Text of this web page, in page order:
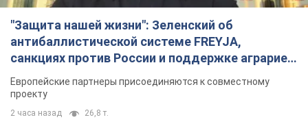
"Защита нашей жизни": Зеленский об
антибаллистической системе FREYJA,
санкциях против России и поддержке аграриев.
Видео
Европейские партнеры присоединяются к совместному
проекту
2 часа назад 26,8 т.